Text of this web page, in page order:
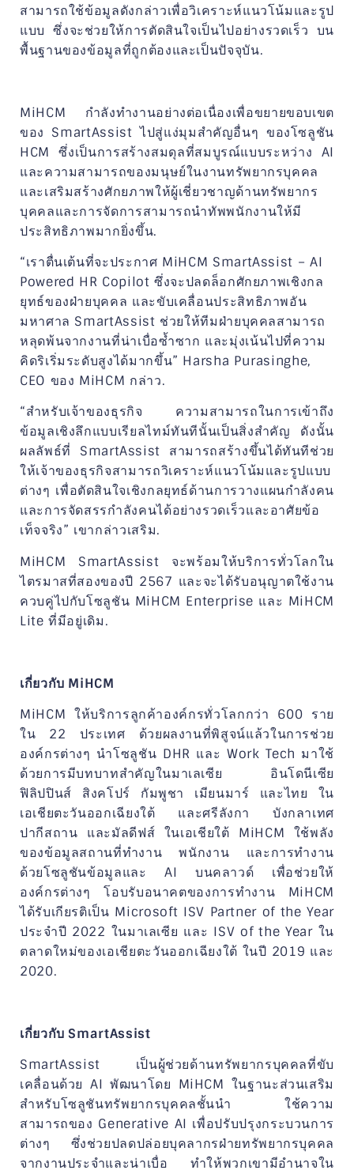
สามารถใช้ข้อมูลดังกล่าวเพื่อวิเคราะห์แนวโน้มและรูป
แบบ ซึ่งจะช่วยให้การตัดสินใจเป็นไปอย่างรวดเร็ว บน
พื้นฐานของข้อมูลที่ถูกต้องและเป็นปัจจุบัน.
MiHCM กำลังทำงานอย่างต่อเนื่องเพื่อขยายขอบเขต
ของ SmartAssist ไปสู่แง่มุมสำคัญอื่นๆ ของโซลูชัน
HCM ซึ่งเป็นการสร้างสมดุลที่สมบูรณ์แบบระหว่าง AI
และความสามารถของมนุษย์ในงานทรัพยากรบุคคล
และเสริมสร้างศักยภาพให้ผู้เชี่ยวชาญด้านทรัพยากร
บุคคลและการจัดการสามารถนำทัพพนักงานให้มี
ประสิทธิภาพมากยิ่งขึ้น.
“เราตื่นเต้นที่จะประกาศ MiHCM SmartAssist – AI
Powered HR Copilot ซึ่งจะปลดล็อกศักยภาพเชิงกล
ยุทธ์ของฝ่ายบุคคล และขับเคลื่อนประสิทธิภาพอัน
มหาศาล SmartAssist ช่วยให้ทีมฝ่ายบุคคลสามารถ
หลุดพ้นจากงานที่น่าเบื่อซ้ำซาก และมุ่งเน้นไปที่ความ
คิดริเริ่มระดับสูงได้มากขึ้น” Harsha Purasinghe,
CEO ของ MiHCM กล่าว.
“สำหรับเจ้าของธุรกิจ ความสามารถในการเข้าถึง
ข้อมูลเชิงลึกแบบเรียลไทม์ทันทีนั้นเป็นสิ่งสำคัญ ดังนั้น
ผลลัพธ์ที่ SmartAssist สามารถสร้างขึ้นได้ทันทีช่วย
ให้เจ้าของธุรกิจสามารถวิเคราะห์แนวโน้มและรูปแบบ
ต่างๆ เพื่อตัดสินใจเชิงกลยุทธ์ด้านการวางแผนกำลังคน
และการจัดสรรกำลังคนได้อย่างรวดเร็วและอาศัยข้อ
เท็จจริง” เขากล่าวเสริม.
MiHCM SmartAssist จะพร้อมให้บริการทั่วโลกใน
ไตรมาสที่สองของปี 2567 และจะได้รับอนุญาตใช้งาน
ควบคู่ไปกับโซลูชัน MiHCM Enterprise และ MiHCM
Lite ที่มีอยู่เดิม.
เกี่ยวกับ MiHCM
MiHCM ให้บริการลูกค้าองค์กรทั่วโลกกว่า 600 ราย
ใน 22 ประเทศ ด้วยผลงานที่พิสูจน์แล้วในการช่วย
องค์กรต่างๆ นำโซลูชัน DHR และ Work Tech มาใช้
ด้วยการมีบทบาทสำคัญในมาเลเซีย อินโดนีเซีย
ฟิลิปปินส์ สิงคโปร์ กัมพูชา เมียนมาร์ และไทย ใน
เอเชียตะวันออกเฉียงใต้ และศรีลังกา บังกลาเทศ
ปากีสถาน และมัลดีฟส์ ในเอเชียใต้ MiHCM ใช้พลัง
ของข้อมูลสถานที่ทำงาน พนักงาน และการทำงาน
ด้วยโซลูชันข้อมูลและ AI บนคลาวด์ เพื่อช่วยให้
องค์กรต่างๆ โอบรับอนาคตของการทำงาน MiHCM
ได้รับเกียรติเป็น Microsoft ISV Partner of the Year
ประจำปี 2022 ในมาเลเซีย และ ISV of the Year ใน
ตลาดใหม่ของเอเชียตะวันออกเฉียงใต้ ในปี 2019 และ
2020.
เกี่ยวกับ SmartAssist
SmartAssist เป็นผู้ช่วยด้านทรัพยากรบุคคลที่ขับ
เคลื่อนด้วย AI พัฒนาโดย MiHCM ในฐานะส่วนเสริม
สำหรับโซลูชันทรัพยากรบุคคลชั้นนำ ใช้ความ
สามารถของ Generative AI เพื่อปรับปรุงกระบวนการ
ต่างๆ ซึ่งช่วยปลดปล่อยบุคลากรฝ่ายทรัพยากรบุคคล
จากงานประจำและน่าเบื่อ ทำให้พวกเขามีอำนาจใน